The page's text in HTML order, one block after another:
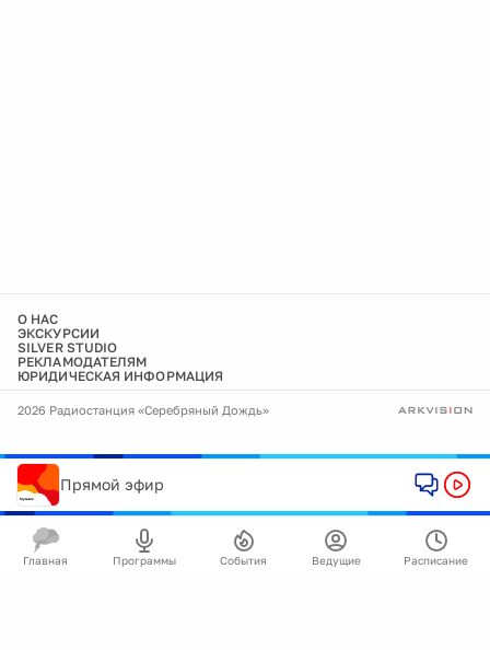
О НАС
ЭКСКУРСИИ
SILVER STUDIO
РЕКЛАМОДАТЕЛЯМ
ЮРИДИЧЕСКАЯ ИНФОРМАЦИЯ
2026 Радиостанция «Серебряный Дождь»
Прямой эфир
Главная Программы События Ведущие Расписание